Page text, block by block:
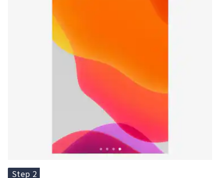
Step 2